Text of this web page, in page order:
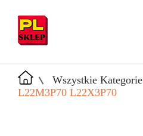
Wszystkie Kategorie
L22M3P70 L22X3P70